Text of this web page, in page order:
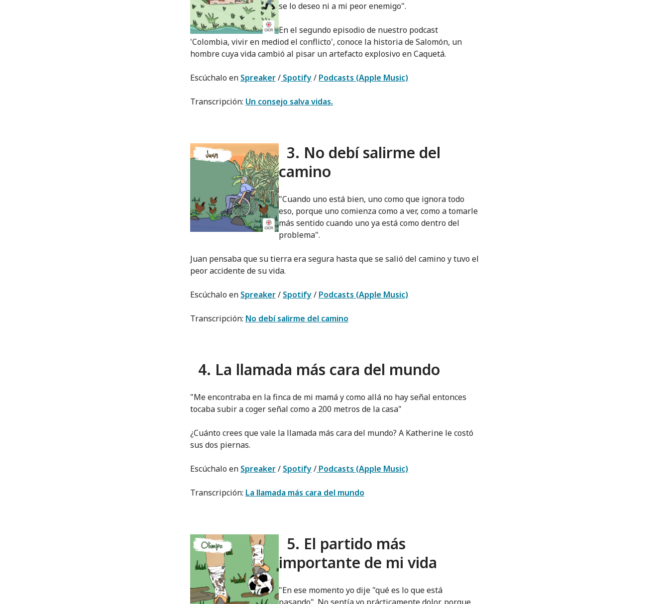
se lo deseo ni a mi peor enemigo".
En el segundo episodio de nuestro podcast
'Colombia, vivir en mediod el conflicto', conoce la historia de Salomón, un
hombre cuya vida cambió al pisar un artefacto explosivo en Caquetá.
Escúchalo en Spreaker/ Spotify/ Podcasts (Apple Music)
Transcripción: Un consejo salva vidas.
3. No debí salirme del
camino
"Cuando uno está bien, uno como que ignora todo
eso, porque uno comienza como a ver, como a tomarle
más sentido cuando uno ya está como dentro del
problema".
Juan pensaba que su tierra era segura hasta que se salió del camino y tuvo el
peor accidente de su vida.
Escúchalo en Spreaker/ Spotify/ Podcasts (Apple Music)
Transcripción: No debí salirme del camino
4. La llamada más cara del mundo
"Me encontraba en la finca de mi mamá y como allá no hay señal entonces
tocaba subir a coger señal como a 200 metros de la casa"
¿Cuánto crees que vale la llamada más cara del mundo? A Katherine le costó
sus dos piernas.
Escúchalo en Spreaker/ Spotify/ Podcasts (Apple Music)
Transcripción: La llamada más cara del mundo
5. El partido más
importante de mi vida
"En ese momento yo dije "qué es lo que está